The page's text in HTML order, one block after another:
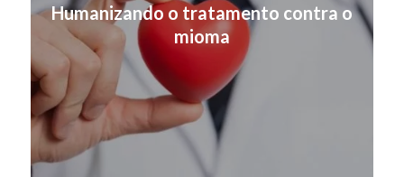
Humanizando o tratamento contra o
mioma